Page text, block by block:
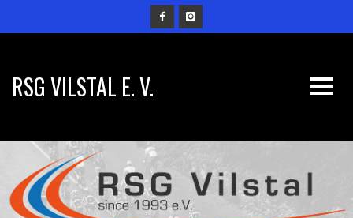
RSG VILSTAL E. V.